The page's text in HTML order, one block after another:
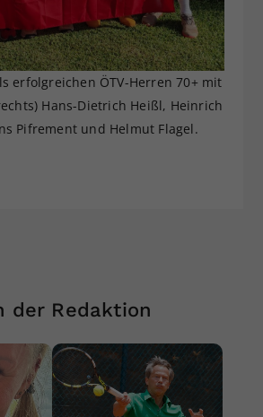
erfolgreichen ÖTV-Herren 70+ mit
Hans-Dietrich Heißl, Heinrich
Pifrement und Helmut Flagel.
der Redaktion